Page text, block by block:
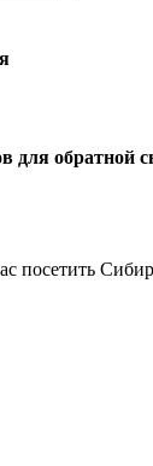
для обратной
посетить